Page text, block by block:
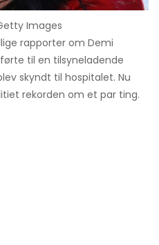
Images
rapporter om Demi
til en tilsyneladende
skyndt til hospitalet. Nu
rekorden om et par ting.